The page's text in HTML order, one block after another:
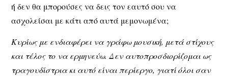
ή δεν θα μπορούσες να δεις τον εαυτό σου να
ασχολείσαι με κάτι από αυτά μεμονωμένα;
Κυρίως με ενδιαφέρει να γράφω μουσική, μετά στίχους
και τέλος το να ερμηνεύω. Δεν αυτοπροσδιορίζομαι ως
τραγουδίστρια κι αυτό είναι περίεργο, γιατί όλοι σαν